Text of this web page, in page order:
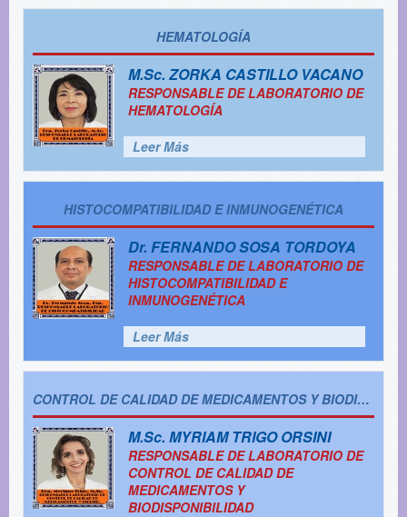
HEMATOLOGÍA
M.Sc. ZORKA CASTILLO VACANO
RESPONSABLE DE LABORATORIO DE
HEMATOLOGÍA
Leer Más
HISTOCOMPATIBILIDAD E INMUNOGENÉTICA
Dr. FERNANDO SOSA TORDOYA
RESPONSABLE DE LABORATORIO DE
HISTOCOMPATIBILIDAD E
INMUNOGENÉTICA
Leer Más
CONTROL DE CALIDAD DE MEDICAMENTOS Y BIODISPONIBILIDAD
M.Sc. MYRIAM TRIGO ORSINI
RESPONSABLE DE LABORATORIO DE
CONTROL DE CALIDAD DE
MEDICAMENTOS Y
BIODISPONIBILIDAD